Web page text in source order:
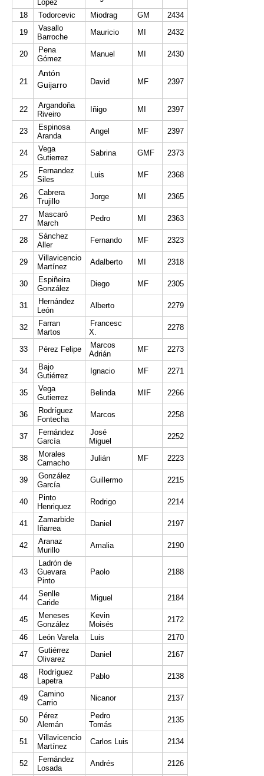
López
18
Todorcevic Miodrag GM
2434
19
Vasallo
Barroche
Mauricio MI 2432
20
Pena
Gómez
Manuel MI 2430
21
Antón
Guijarro
David MF 2397
22
Argandoña
Riveiro
Iñigo MI 2397
23
Espinosa
Aranda
Angel MF 2397
24
Vega
Gutierrez
Sabrina GMF 2373
25
Fernandez
Siles
Luis MF 2368
26
Cabrera
Trujillo
Jorge MI 2365
27
Mascaró
March
Pedro MI 2363
28
Sánchez
Aller
Fernando MF 2323
29
Villavicencio
Martínez
Adalberto MI 2318
30
Espiñeira
González
Diego MF 2305
31
Hernández
León
Alberto 2279
32
Farran
Martos
Francesc
X.
2278
33 Pérez Felipe
Marcos
Adrián
MF 2273
34
Bajo
Gutiérrez
Ignacio MF 2271
35
Vega
Gutierrez
Belinda MIF 2266
36
Rodríguez
Fontecha
Marcos 2258
37
Fernández
García
José
Miguel
2252
38
Morales
Camacho
Julián MF 2223
39
González
García
Guillermo 2215
40
Pinto
Henriquez
Rodrigo 2214
41
Zamarbide
Iñarrea
Daniel 2197
42
Aranaz
Murillo
Amalia 2190
43
Ladrón de
Guevara
Pinto
Paolo 2188
44
Senlle
Caride
Miguel 2184
45
Meneses
González
Kevin
Moisés
2172
46
León Varela Luis
2170
47
Gutiérrez
Olivarez
Daniel 2167
48
Rodríguez
Lapetra
Pablo 2138
49
Camino
Carrio
Nicanor 2137
50
Pérez
Alemán
Pedro
Tomás
2135
51
Villavicencio
Martínez
Carlos Luis 2134
52
Fernández
Losada
Andrés 2126